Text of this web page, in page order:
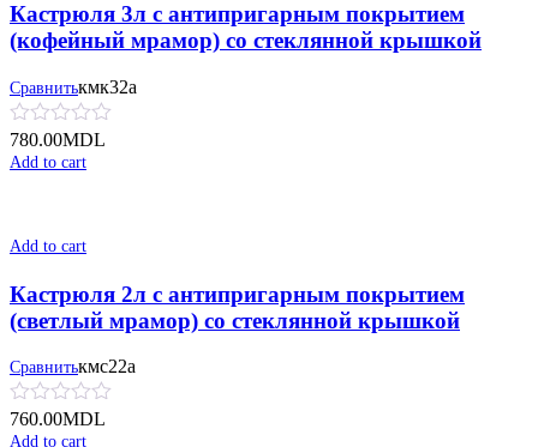
Кастрюля 3л с антипригарным покрытием
(кофейный мрамор) со стеклянной крышкой
Сравнитькмк32а
780.00MDL
Add to cart
Add to cart
Кастрюля 2л с антипригарным покрытием
(светлый мрамор) со стеклянной крышкой
Сравнитькмс22а
760.00MDL
Add to cart